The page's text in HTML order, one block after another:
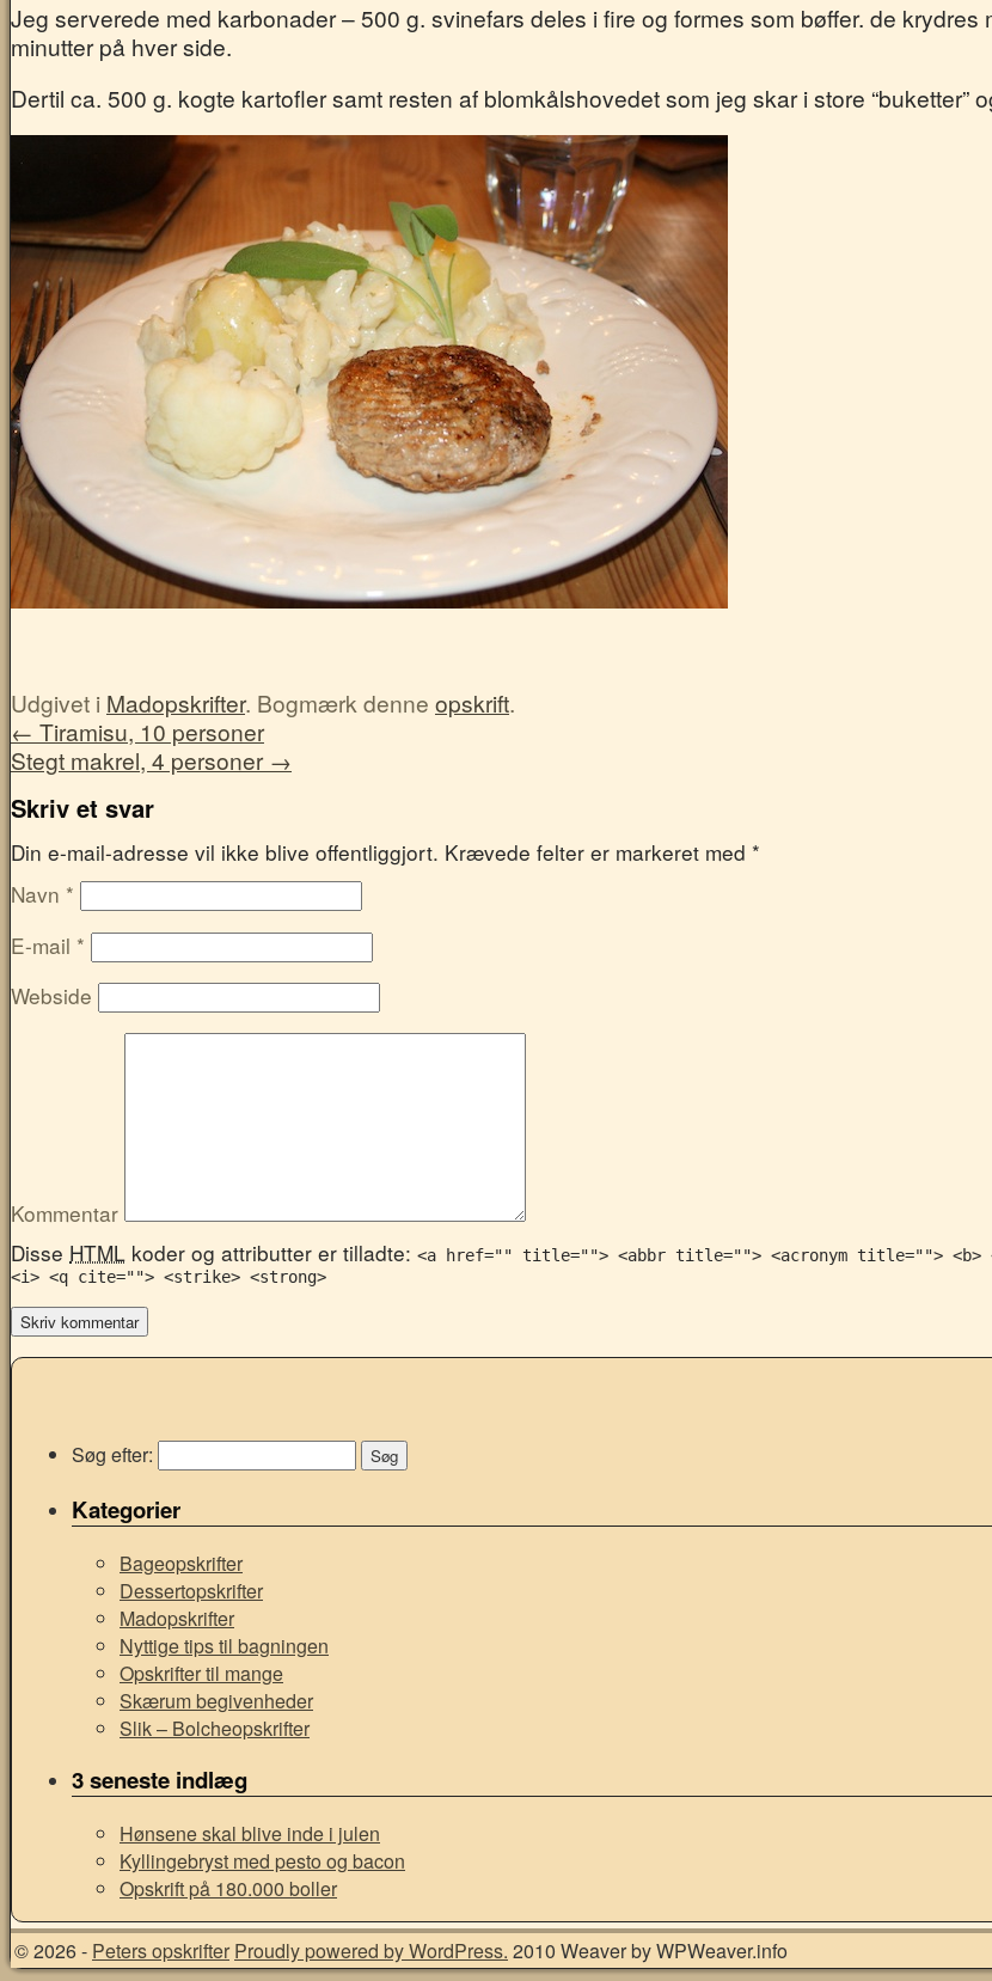
Jeg serverede med karbonader – 500 g. svinefars deles i fire og formes som bøffer. de
minutter på hver side.
Dertil ca. 500 g. kogte kartofler samt resten af blomkålshovedet som jeg skar i store “buketter”
Udgivet i Madopskrifter. Bogmærk denne opskrift.
← Tiramisu, 10 personer
Stegt makrel, 4 personer →
Skriv et svar
Din e-mail-adresse vil ikke blive offentliggjort. Krævede felter er markeret med *
Navn *
E-mail *
Webside
Kommentar
Disse HTML koder og attributter er tilladte: <a href="" title=""> <abbr title=""> <acronym title=""> <b>
<i> <q cite=""> <strike> <strong>
Søg efter:
Kategorier
Bageopskrifter
Dessertopskrifter
Madopskrifter
Nyttige tips til bagningen
Opskrifter til mange
Skærum begivenheder
Slik – Bolcheopskrifter
3 seneste indlæg
Hønsene skal blive inde i julen
Kyllingebryst med pesto og bacon
Opskrift på 180.000 boller
© 2026 - Peters opskrifter Proudly powered by WordPress. 2010 Weaver by WPWeaver.info